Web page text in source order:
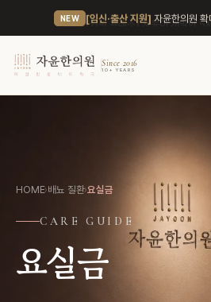
NEW [임신·출산 지원]자윤한의원 확
Since 2016
10+ YEARS
HOME›배뇨 질환›요실금
CARE GUIDE
요실금